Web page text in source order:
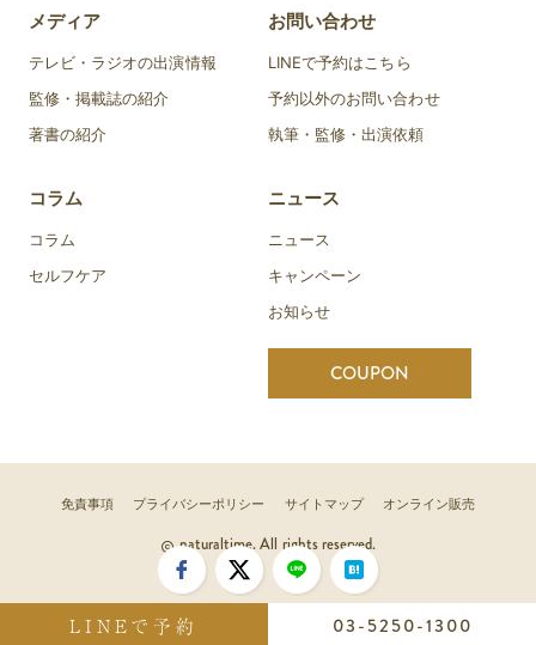
LINEで予約 03-5250-1300
メディア
テレビ・ラジオの出演情報
監修・掲載誌の紹介
著書の紹介
コラム
コラム
セルフケア
お問い合わせ
LINEで予約はこちら
予約以外のお問い合わせ
執筆・監修・出演依頼
ニュース
ニュース
キャンペーン
お知らせ
COUPON
免責事項 プライバシーポリシー サイトマップ オンライン販売
naturaltime. All rights reserved.